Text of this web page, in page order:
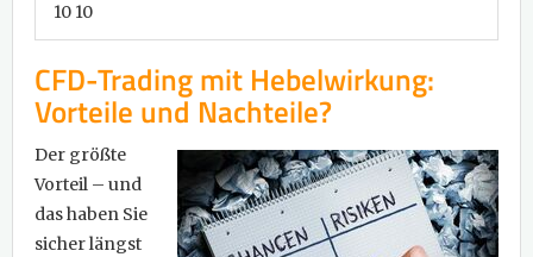
10 10
CFD-Trading mit Hebelwirkung:
Vorteile und Nachteile?
Der größte
Vorteil – und
das haben Sie
sicher längst